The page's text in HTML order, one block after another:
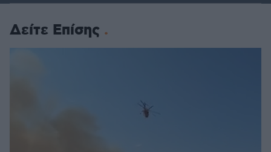
Δείτε Επίσης